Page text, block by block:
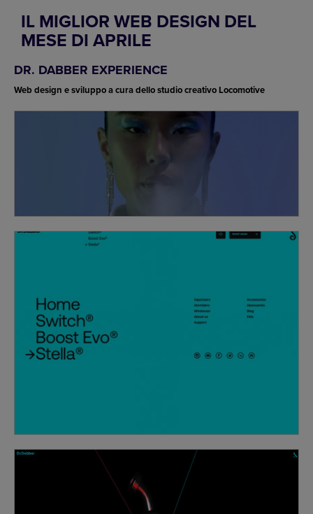
IL MIGLIOR WEB DESIGN DEL
MESE DI APRILE
DR. DABBER EXPERIENCE
Web design e sviluppo a cura dello studio creativo Locomotive